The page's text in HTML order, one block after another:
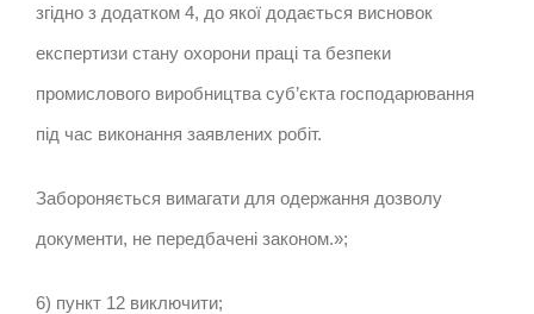
згідно з додатком 4, до якої додається висновок
експертизи стану охорони праці та безпеки
промислового виробництва суб’єкта господарювання
під час виконання заявлених робіт.
Забороняється вимагати для одержання дозволу
документи, не передбачені законом.»;
6) пункт 12 виключити;